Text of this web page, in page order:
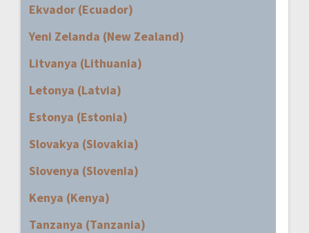
Ekvador (Ecuador)
Yeni Zelanda (New Zealand)
Litvanya (Lithuania)
Letonya (Latvia)
Estonya (Estonia)
Slovakya (Slovakia)
Slovenya (Slovenia)
Kenya (Kenya)
Tanzanya (Tanzania)